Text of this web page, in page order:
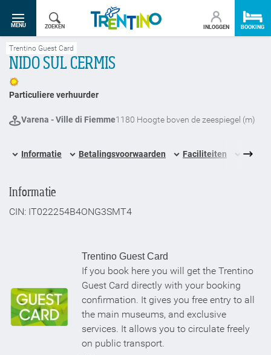
SR.TOGGLE-NAVIGATION
MENU
ZOEKEN INLOGGEN BOOKING